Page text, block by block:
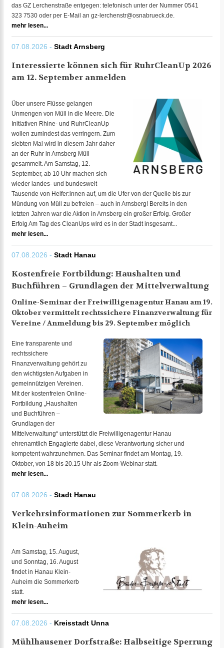
das GZ Lerchenstraße entgegen: telefonisch unter der Nummer 0541
323 7530 oder per E-Mail an gz-lerchenstr@osnabrueck.de.
mehr lesen...
07.08.2026 - Stadt Arnsberg
Interessierte können sich für RuhrCleanUp 2026
am 12. September anmelden
Über unsere Flüsse gelangen
Unmengen von Müll in die Meere. Die
Initiativen Rhine- und RuhrCleanUp
wollen zumindest das verringern. Zum
siebten Mal wird in diesem Jahr daher
an der Ruhr in Arnsberg Müll
gesammelt. Am Samstag, 12.
September, ab 10 Uhr machen sich
wieder landes- und bundesweit
Tausende von Helfer:innen auf, um die Ufer von der Quelle bis zur
Mündung von Müll zu befreien – auch in Arnsberg! Bereits in den
letzten Jahren war die Aktion in Arnsberg ein großer Erfolg. Großer
Erfolg Am Tag des CleanUps wird es in der Stadt insgesamt...
mehr lesen...
07.08.2026 - Stadt Hanau
Kostenfreie Fortbildung: Haushalten und
Buchführen – Grundlagen der Mittelverwaltung
Online-Seminar der Freiwilligenagentur Hanau am 19.
Oktober vermittelt rechtssichere Finanzverwaltung für
Vereine / Anmeldung bis 29. September möglich
Eine transparente und
rechtssichere
Finanzverwaltung gehört zu
den wichtigsten Aufgaben in
gemeinnützigen Vereinen.
Mit der kostenfreien Online-
Fortbildung „Haushalten
und Buchführen –
Grundlagen der
Mittelverwaltung“ unterstützt die Freiwilligenagentur Hanau
ehrenamtlich Engagierte dabei, diese Verantwortung sicher und
kompetent wahrzunehmen. Das Seminar findet am Montag, 19.
Oktober, von 18 bis 20.15 Uhr als Zoom-Webinar statt.
mehr lesen...
07.08.2026 - Stadt Hanau
Verkehrsinformationen zur Sommerkerb in
Klein-Auheim
Am Samstag, 15. August,
und Sonntag, 16. August
findet in Hanau Klein-
Auheim die Sommerkerb
statt.
mehr lesen...
07.08.2026 - Kreisstadt Unna
Mühlhausener Dorfstraße: Halbseitige Sperrung